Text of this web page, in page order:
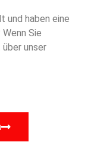
und haben eine
Sie
unser